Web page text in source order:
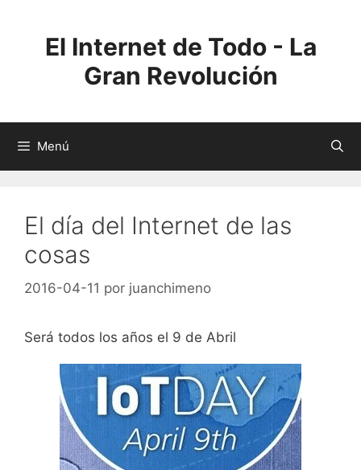
contenidoEl Internet de Todo - La
Gran Revolución
Menú
El día del Internet de las
cosas
2016-04-11 por juanchimeno
Será todos los años el 9 de Abril